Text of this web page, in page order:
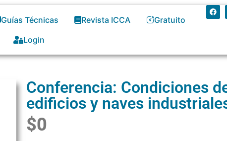
Guías Técnicas Revista ICCA
Gratuito
Login
Conferencia: Condiciones
edificios y naves
$0